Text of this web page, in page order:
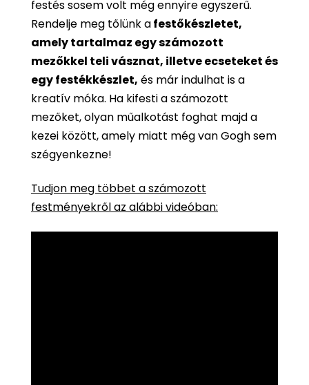
festés sosem volt még ennyire egyszerű.
Rendelje meg tőlünk afestőkészletet,
amely tartalmaz egy számozott
mezőkkel teli vásznat, illetve ecseteket és
egy festékkészlet, és már indulhat is a
kreatív móka. Ha kifesti a számozott
mezőket, olyan műalkotást foghat majd a
kezei között, amely miatt még van Gogh sem
szégyenkezne!
Tudjon meg többet a számozott
festményekről az alábbi videóban: